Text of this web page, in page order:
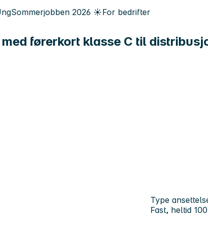
Sommerjobben 2026 ☀️For bedrifter
førerkort klasse C til
Type
Fast, heltid